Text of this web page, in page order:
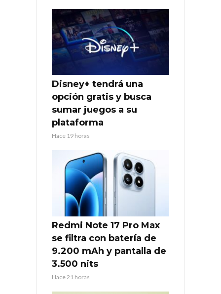
Disney+ tendrá una
opción gratis y busca
sumar juegos a su
plataforma
Hace 19 horas
Redmi Note 17 Pro Max
se filtra con batería de
9.200 mAh y pantalla de
3.500 nits
Hace 21 horas